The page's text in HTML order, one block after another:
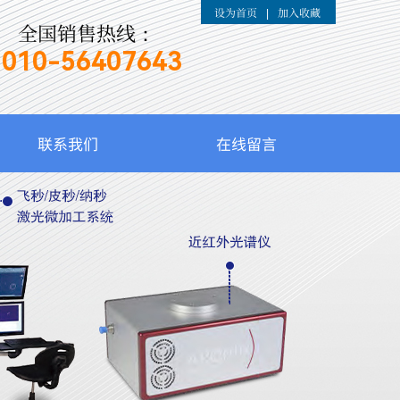
设为首页 加入收藏
全国销售热线：
010-56407643
联系我们 在线留言